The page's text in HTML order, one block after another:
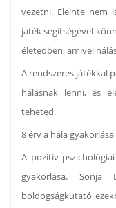
vezetni. Eleinte nem
játék segítségével
életedben, amivel
A rendszeres játékkal
hálásnak lenni, és
teheted.
8 érv a hála
A pozitív
gyakorlása. Sonja
boldogságkutató